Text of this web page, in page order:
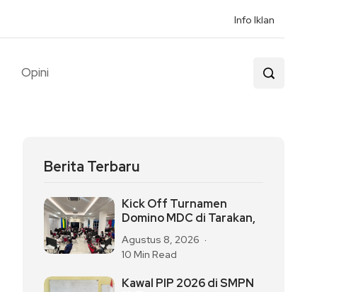
Info Iklan
Opini
Berita Terbaru
Kick Off Turnamen
Domino MDC di Tarakan,
Agustus 8, 2026
10 Min Read
Kawal PIP 2026 di SMPN